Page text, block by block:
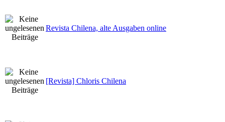
Revista Chilena, alte Ausgaben online
[Revista] Chloris Chilena